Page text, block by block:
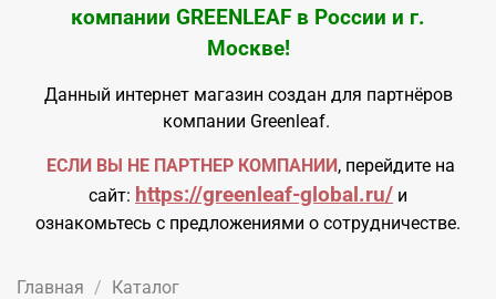
компании GREENLEAF в России и г.
Москве!
Данный интернет магазин создан для партнёров
компании Greenleaf.
ЕСЛИ ВЫ НЕ ПАРТНЕР КОМПАНИИ, перейдите на
сайт: https://greenleaf-global.ru/ и
ознакомьтесь с предложениями о сотрудничестве.
Главная Каталог